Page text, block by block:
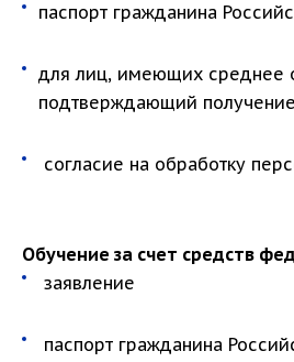
паспорт гражданина
для лиц, имеющих среднее
подтверждающий
согласие на обработку
Обучение за счет средств
заявление
паспорт гражданина